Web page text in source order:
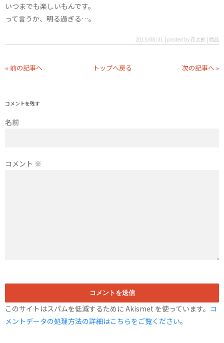
いつまでも楽しいもんです。
って言うか、明る過ぎる…。
2015/08/31 | posted by 花太郎 | 商品
« 前の記事へ トップへ戻る 次の記事へ »
コメントを残す
名前
コメント ※
このサイトはスパムを低減するために Akismet を使っています。 コ
メントデータの処理方法の詳細はこちらをご覧ください。